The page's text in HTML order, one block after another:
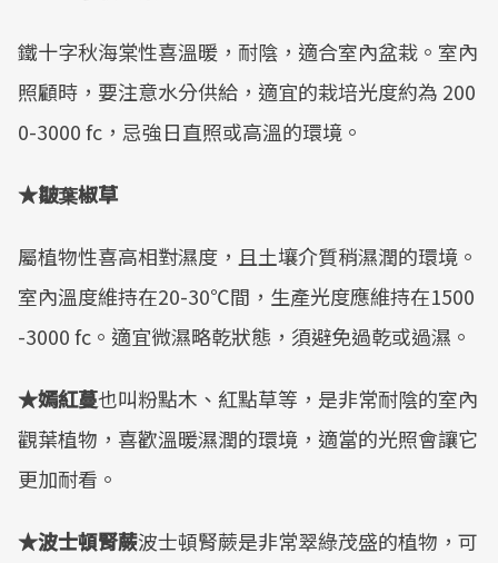
鐵十字秋海棠性喜溫暖，耐陰，適合室內盆栽。室內
照顧時，要注意水分供給，適宜的栽培光度約為 200
0-3000 fc，忌強日直照或高溫的環境。
★皺葉椒草
屬植物性喜高相對濕度，且土壤介質稍濕潤的環境。
室內溫度維持在20-30℃間，生產光度應維持在1500
-3000 fc。適宜微濕略乾狀態，須避免過乾或過濕。
★嫣紅蔓也叫粉點木、紅點草等，是非常耐陰的室內
觀葉植物，喜歡溫暖濕潤的環境，適當的光照會讓它
更加耐看。
★波士頓腎蕨波士頓腎蕨是非常翠綠茂盛的植物，可